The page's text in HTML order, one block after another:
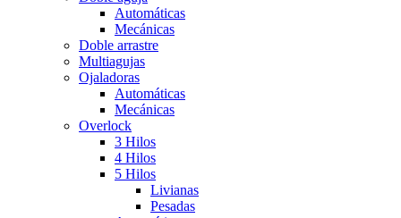
Automáticas
Mecánicas
Doble arrastre
Multiagujas
Ojaladoras
Automáticas
Mecánicas
Overlock
3 Hilos
4 Hilos
5 Hilos
Livianas
Pesadas